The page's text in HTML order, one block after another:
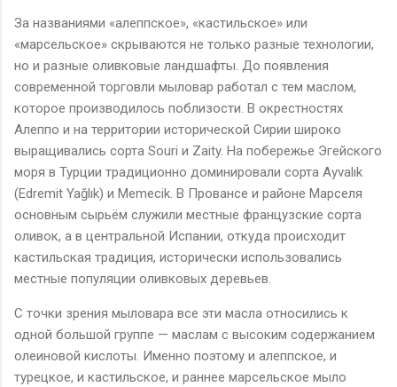
За названиями «алеппское», «кастильское» или
«марсельское» скрываются не только разные технологии,
но и разные оливковые ландшафты. До появления
современной торговли мыловар работал с тем маслом,
которое производилось поблизости. В окрестностях
Алеппо и на территории исторической Сирии широко
выращивались сорта Souri и Zaity. На побережье Эгейского
моря в Турции традиционно доминировали сорта Ayvalık
(Edremit Yağık) и Memecik. В Провансе и районе Марселя
основным сырьём служили местные французские сорта
оливок, а в центральной Испании, откуда происходит
кастильская традиция, исторически использовались
местные популяции оливковых деревьев.
С точки зрения мыловара все эти масла относились к
одной большой группе — маслам с высоким содержанием
олеиновой кислоты. Именно поэтому и алеппское, и
турецкое, и кастильское, и раннее марсельское мыло